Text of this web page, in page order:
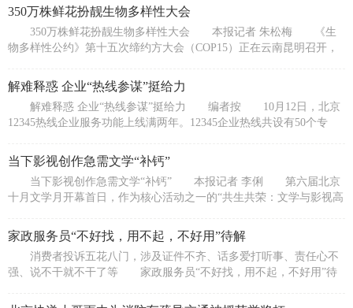
350万株鲜花扮靓生物多样性大会
350万株鲜花扮靓生物多样性大会 本报记者 朱松梅 《生
物多样性公约》第十五次缔约方大会（COP15）正在云南昆明召开，
解难释惑 企业“热线参谋”挺给力
解难释惑 企业“热线参谋”挺给力 编者按 10月12日，北京
12345热线企业服务功能上线满两年。12345企业热线共设有50个专
当下影视创作急需文学“补钙”
当下影视创作急需文学“补钙” 本报记者 李俐 第六届北京
十月文学月开幕首日，作为核心活动之一的“共生共荣：文学与影视高
家政服务员“不好找，用不起，不好用”待解
消费者投诉五花八门，涉及证件不齐、话多爱打听事、责任心不
强、说不干就不干了等 家政服务员“不好找，用不起，不好用”待